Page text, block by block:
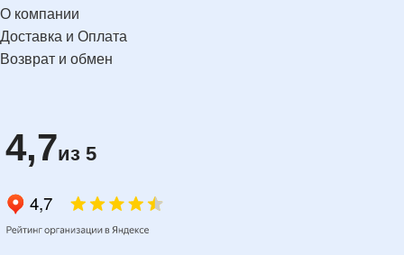
О компании
Доставка и Оплата
Возврат и обмен
4,7из 5